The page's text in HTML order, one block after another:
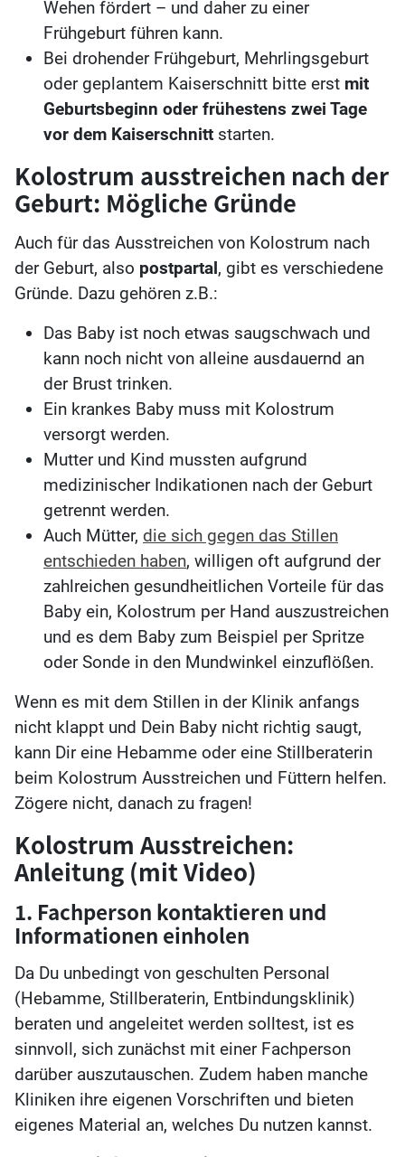
Wehen fördert – und daher zu einer
Frühgeburt führen kann.
Bei drohender Frühgeburt, Mehrlingsgeburt
oder geplantem Kaiserschnitt bitte erst mit
Geburtsbeginn oder frühestens zwei Tage
vor dem Kaiserschnitt starten.
Kolostrum ausstreichen nach der
Geburt: Mögliche Gründe
Auch für das Ausstreichen von Kolostrum nach
der Geburt, also postpartal, gibt es verschiedene
Gründe. Dazu gehören z.B.:
Das Baby ist noch etwas saugschwach und
kann noch nicht von alleine ausdauernd an
der Brust trinken.
Ein krankes Baby muss mit Kolostrum
versorgt werden.
Mutter und Kind mussten aufgrund
medizinischer Indikationen nach der Geburt
getrennt werden.
Auch Mütter, die sich gegen das Stillen
entschieden haben, willigen oft aufgrund der
zahlreichen gesundheitlichen Vorteile für das
Baby ein, Kolostrum per Hand auszustreichen
und es dem Baby zum Beispiel per Spritze
oder Sonde in den Mundwinkel einzuflößen.
Wenn es mit dem Stillen in der Klinik anfangs
nicht klappt und Dein Baby nicht richtig saugt,
kann Dir eine Hebamme oder eine Stillberaterin
beim Kolostrum Ausstreichen und Füttern helfen.
Zögere nicht, danach zu fragen!
Kolostrum Ausstreichen:
Anleitung (mit Video)
1. Fachperson kontaktieren und
Informationen einholen
Da Du unbedingt von geschulten Personal
(Hebamme, Stillberaterin, Entbindungsklinik)
beraten und angeleitet werden solltest, ist es
sinnvoll, sich zunächst mit einer Fachperson
darüber auszutauschen. Zudem haben manche
Kliniken ihre eigenen Vorschriften und bieten
eigenes Material an, welches Du nutzen kannst.